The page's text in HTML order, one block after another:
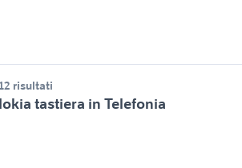
risultati
tastiera in Telefonia